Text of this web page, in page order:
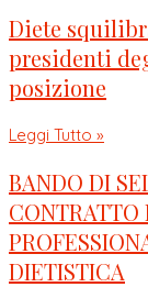
Diete
presidenti
posizione
Leggi Tutto »
BANDO DI
CONTRATTO
DIETISTICA